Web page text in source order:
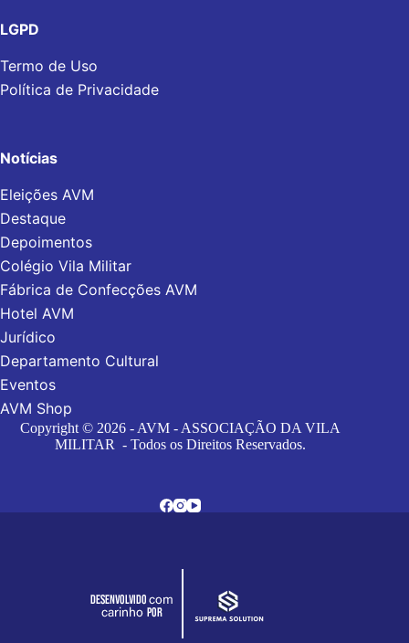
LGPD
Termo de Uso
Política de Privacidade
Notícias
Eleições AVM
Destaque
Depoimentos
Colégio Vila Militar
Fábrica de Confecções AVM
Hotel AVM
Jurídico
Departamento Cultural
Eventos
AVM Shop
Copyright © 2026 - AVM - ASSOCIAÇÃO DA VILA
MILITAR - Todos os Direitos Reservados.